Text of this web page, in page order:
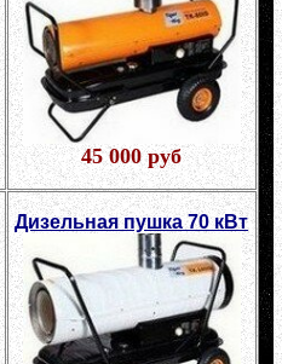
45 000 руб
Дизельная пушка 70 кВт